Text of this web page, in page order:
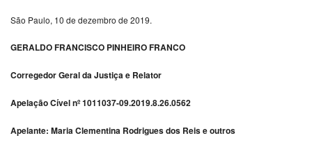
São Paulo, 10 de dezembro de 2019.
GERALDO FRANCISCO PINHEIRO FRANCO
Corregedor Geral da Justiça e Relator
Apelação Cível nº 1011037-09.2019.8.26.0562
Apelante: Maria Clementina Rodrigues dos Reis e outros